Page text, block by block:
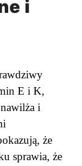
i
E i K,
nawilża i
że
sprawia, że